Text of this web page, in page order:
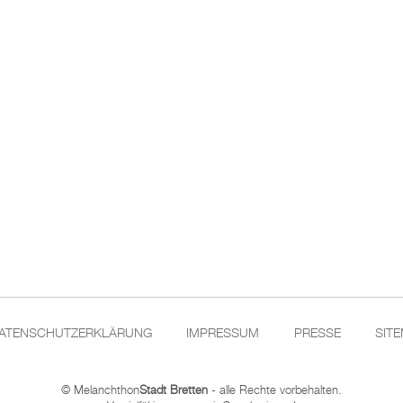
IMPRESSUM PRESSE
© MelanchthonStadt Bretten - alle Rechte vorbehalten.